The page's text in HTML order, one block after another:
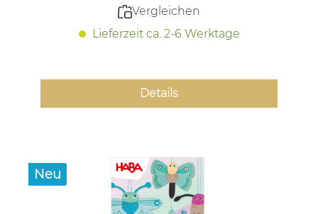
Vergleichen
Lieferzeit ca. 2-6 Werktage
Details
Neu